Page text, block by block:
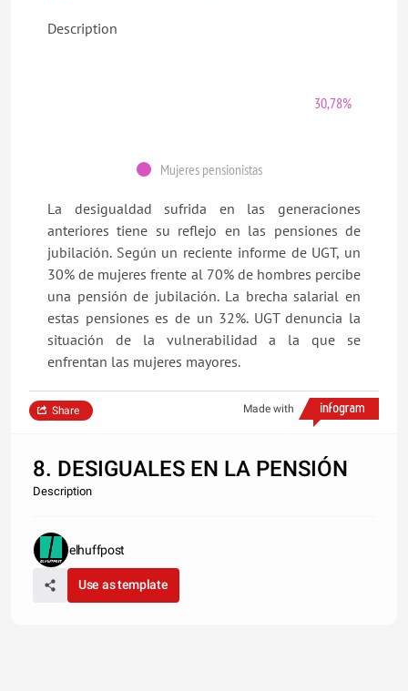
Description
30,78%
Mujeres pensionistas
La desigualdad sufrida en las generaciones
anteriores tiene su reflejo en las pensiones de
jubilación. Según un reciente informe de UGT, un
30% de mujeres frente al 70% de hombres percibe
una pensión de jubilación. La brecha salarial en
estas pensiones es de un 32%. UGT denuncia la
situación de la vulnerabilidad a la que se
enfrentan las mujeres mayores.
Made with
Share
8. DESIGUALES EN LA PENSIÓN
Description
elhuffpost
Use as template